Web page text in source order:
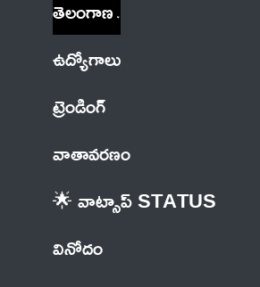
తెలంగాణ
ఉద్యోగాలు
ట్రెండింగ్
వాతావరణం
🌟 వాట్సాప్ STATUS
వినోదం